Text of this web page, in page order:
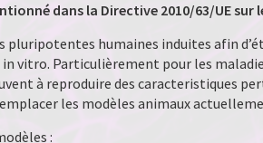
dans la Directive 2010/63/UE sur
pluripotentes humaines induites afin
vitro. Particulièrement pour les
à reproduire des caracteristiques
les modèles animaux
: